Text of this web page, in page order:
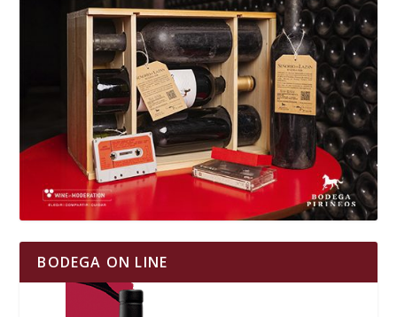
BODEGA ON LINE